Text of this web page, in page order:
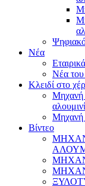
Νέα
Νέα
Κλειδί στο
Μηχανή
Μηχανή
Βίντεο